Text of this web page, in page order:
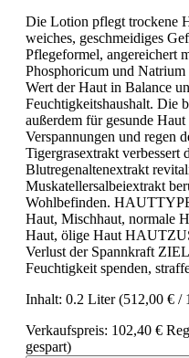
Die Lotion pflegt trockene
weiches, geschmeidiges
Pflegeformel, angereichert
Phosphoricum und
Wert der Haut in Balance
Feuchtigkeitshaushalt. Die
außerdem für gesunde
Verspannungen und regen
Tigergrasextrakt verbessert
Blutregenaltenextrakt
Muskatellersalbeiextrakt
Wohlbefinden.
Haut, Mischhaut, normale
Haut, ölige Haut
Verlust der Spannkraft
Feuchtigkeit spenden,
Inhalt: 0.2 Liter(512,00 € /
Verkaufspreis: 102,40 €
gespart)